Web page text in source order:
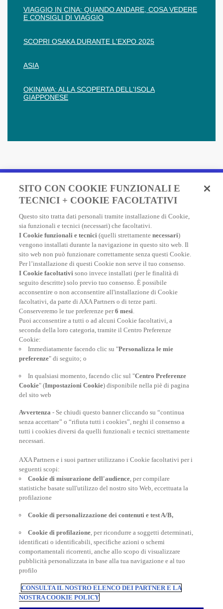
VIAGGIO IN CINA: QUANDO ANDARE, COSA VEDERE
E CONSIGLI DI VIAGGIO
SCOPRI OSAKA DURANTE L'EXPO 2025
ASIA
OKINAWA: ALLA SCOPERTA DELL'ISOLA
GIAPPONESE
Fai un preventivo e acquista
in due minuti!
Assicurazione Viaggio AXA: scegli e acquista online la
migliore polizza, economica e completa, per viaggiare
nel mondo.
FAI UN PREVENTIVO
At your side, everyday
POLIZZE VIAGGIO
INFORMAZIONI UTILI
Inter Partner Assistance S.A. Compagnia di Assicurazioni e Riassicurazioni
SITO CON COOKIE FUNZIONALI E
TECNICI + COOKIE FACOLTATIVI
Questo sito tratta dati personali tramite installazione di Cookie,
sia funzionali e tecnici (necessari) che facoltativi.
I Cookie funzionali e tecnici (quelli strettamentenecessari)
vengono installati durante la navigazione in questo sito web. Il
sito web non può funzionare correttamente senza questi Cookie.
Per l’installazione di questi Cookie non serve il tuo consenso.
I Cookie facoltativi sono invece installati (per le finalità di
seguito descritte) solo previo tuo consenso. È possibile
acconsentire o non acconsentire all'installazione di Cookie
facoltativi, da parte di AXA Partners o di terze parti.
Conserveremo le tue preferenze per6 mesi.
Puoi acconsentire a tutti o ad alcuni Cookie facoltativi, a
seconda della loro categoria, tramite il Centro Preferenze
Cookie:
Immediatamente facendo clic su "Personalizza le mie
preferenze" di seguito; o
In qualsiasi momento, facendo clic sul "Centro Preferenze
Cookie" (Impostazioni Cookie) disponibile nella piè di pagina
del sito web
Avvertenza - Se chiudi questo banner cliccando su “continua
senza accettare” o “rifiuta tutti i cookies”, neghi il consenso a
tutti i cookies diversi da quelli funzionali e tecnici strettamente
necessari.
AXA Partners e i suoi partner utilizzano i Cookie facoltativi per i
seguenti scopi:
Cookie di misurazione dell'audience, per compilare
statistiche basate sull'utilizzo del nostro sito Web, eccettuata la
profilazione
Cookie di personalizzazione dei contenuti e test A/B,
Cookie di profilazione, per ricondurre a soggetti determinati,
identificati o identificabili, specifiche azioni o schemi
comportamentali ricorrenti, anche allo scopo di visualizzare
pubblicità personalizzata in base alla tua navigazione e al tuo
profilo
CONSULTA IL NOSTRO ELENCO DEI PARTNER E LA
NOSTRA COOKIE POLICY